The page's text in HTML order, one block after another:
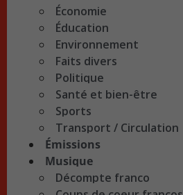
Économie
Éducation
Environnement
Faits divers
Politique
Santé et bien-être
Sports
Transport / Circulation
Émissions
Musique
Décompte franco